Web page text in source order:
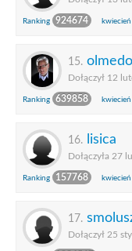
Ranking 924674
15. olmedo
Dołączył 12
Ranking 639858
16. lisica
Dołączyła 27
Ranking 157768
17.
Dołączył 25